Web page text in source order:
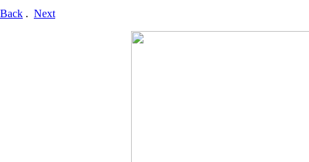
Back . Next